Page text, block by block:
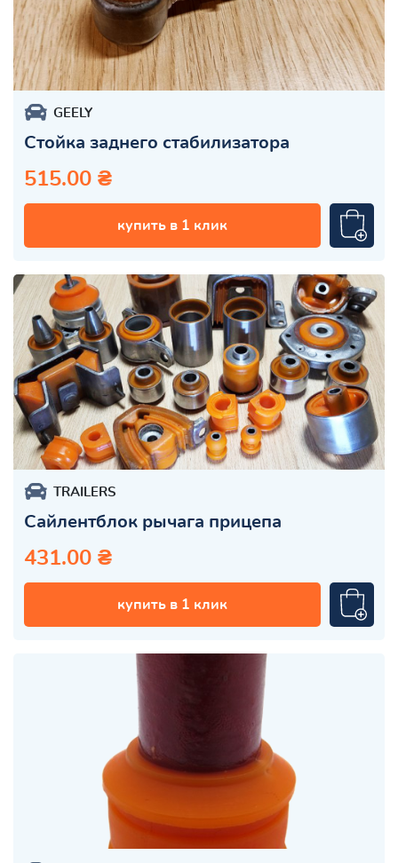
GEELY
Стойка заднего стабилизатора
515.00 ₴
купить в 1 клик
TRAILERS
Сайлентблок рычага прицепа
431.00 ₴
купить в 1 клик